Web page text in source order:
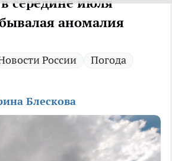
аномалия
России Погода
Блескова